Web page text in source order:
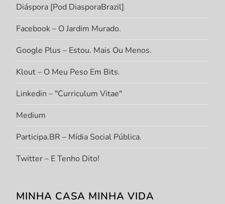
Diáspora [Pod DiasporaBrazil]
Facebook – O Jardim Murado.
Google Plus – Estou. Mais Ou Menos.
Klout – O Meu Peso Em Bits.
Linkedin – "Curriculum Vitae"
Medium
Participa.BR – Mídia Social Pública.
Twitter – E Tenho Dito!
MINHA CASA MINHA VIDA